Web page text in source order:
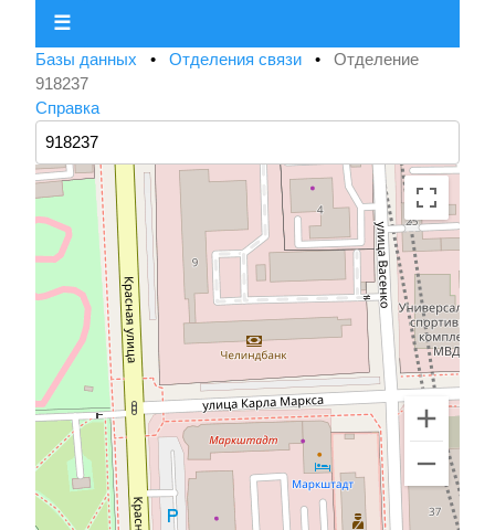
☰
Базы данных • Отделения связи • Отделение
918237
Справка